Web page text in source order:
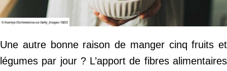
Une autre bonne raison de manger cinq fruits et
légumes par jour ? L’apport de fibres alimentaires